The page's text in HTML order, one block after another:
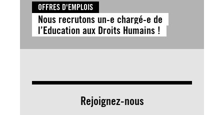
OFFRES D'EMPLOIS
Nous recrutons un-e chargé-e de
l’Education aux Droits Humains !
Rejoignez-nous